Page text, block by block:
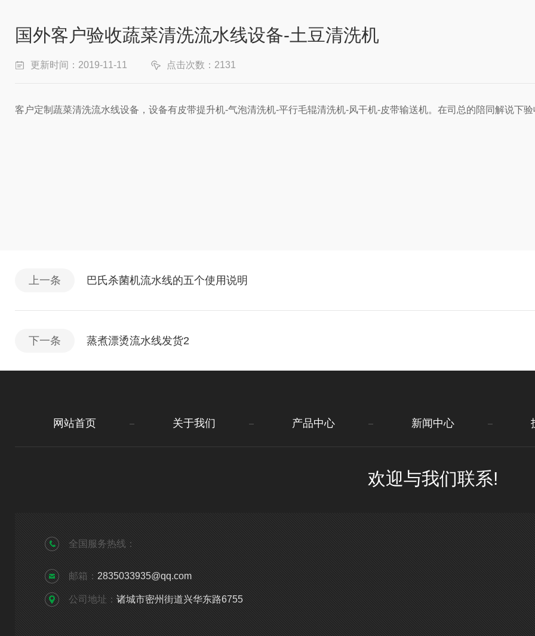
国外客户验收蔬菜清洗流水线设备-土豆清洗机
更新时间：2019-11-11 点击次数：2131
客户定制蔬菜清洗流水线设备，设备有皮带提升机-气泡清洗机-平行毛辊清洗机-风干机-皮带输送机。在司总的陪同解说下
上一条 巴氏杀菌机流水线的五个使用说明
下一条 蒸煮漂烫流水线发货2
网站首页 关于我们 产品中心 新闻中心
欢迎与我们联系!
全国服务热线：
邮箱： 2835033935@qq.com
公司地址： 诸城市密州街道兴华东路6755